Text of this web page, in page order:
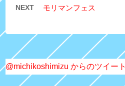
NEXT モリマンフェス
@michikoshimizu からのツイート